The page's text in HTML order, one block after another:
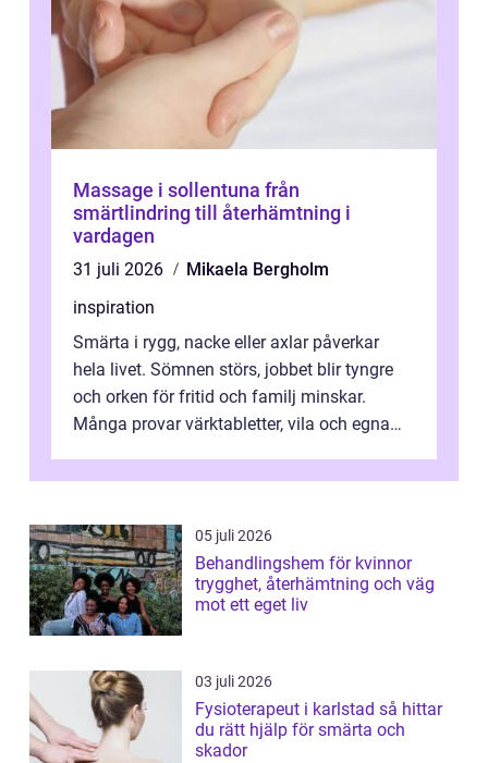
Massage i sollentuna från
smärtlindring till återhämtning i
vardagen
31 juli 2026
Mikaela Bergholm
inspiration
Smärta i rygg, nacke eller axlar påverkar
hela livet. Sömnen störs, jobbet blir tyngre
och orken för fritid och familj minskar.
Många provar värktabletter, vila och egna
05 juli 2026
Behandlingshem för kvinnor
trygghet, återhämtning och väg
mot ett eget liv
03 juli 2026
Fysioterapeut i karlstad så hittar
du rätt hjälp för smärta och
skador